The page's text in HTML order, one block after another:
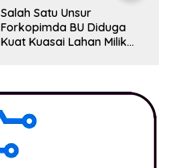
Salah Satu Unsur
Forkopimda BU Diduga
Kuat Kuasai Lahan Milik